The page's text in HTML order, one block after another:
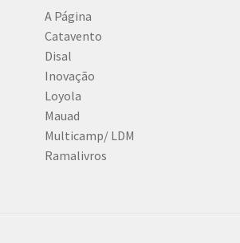
A Página
Catavento
Disal
Inovação
Loyola
Mauad
Multicamp/ LDM
Ramalivros